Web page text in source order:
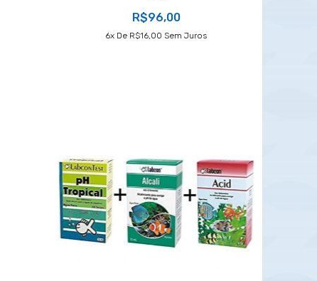
R$96,00
6X De R$16,00 Sem Juros